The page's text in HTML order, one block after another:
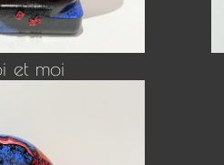
et moi